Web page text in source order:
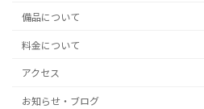
備品について
料金について
アクセス
お知らせ・ブログ